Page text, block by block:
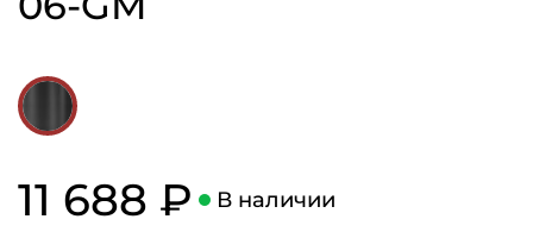
11 688 ₽ В наличии